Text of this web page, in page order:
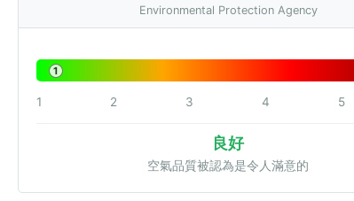
Environmental Protection Agency
1
1 2 3 4 5
良好
空氣品質被認為是令人滿意的